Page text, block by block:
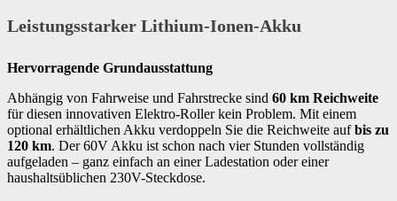
Leistungsstarker Lithium-Ionen-Akku
Hervorragende Grundausstattung
Abhängig von Fahrweise und Fahrstrecke sind 60 km Reichweite
für diesen innovativen Elektro-Roller kein Problem. Mit einem
optional erhältlichen Akku verdoppeln Sie die Reichweite aufbis zu
120 km. Der 60V Akku ist schon nach vier Stunden vollständig
aufgeladen – ganz einfach an einer Ladestation oder einer
haushaltsüblichen 230V-Steckdose.